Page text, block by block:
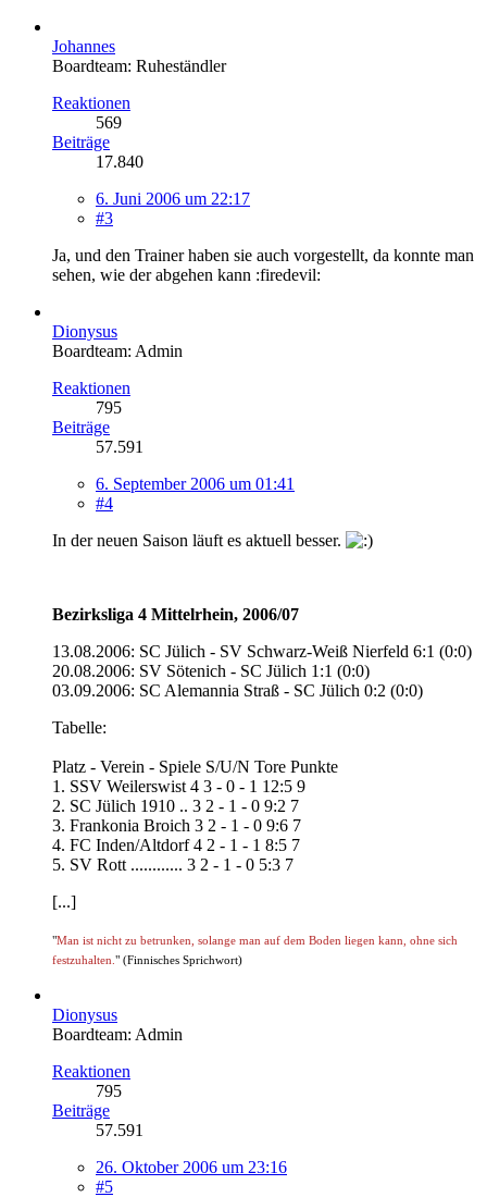
Johannes
Boardteam: Ruheständler
Reaktionen
569
Beiträge
17.840
6. Juni 2006 um 22:17
#3
Ja, und den Trainer haben sie auch vorgestellt, da konnte man
sehen, wie der abgehen kann :firedevil:
Dionysus
Boardteam: Admin
Reaktionen
795
Beiträge
57.591
6. September 2006 um 01:41
#4
In der neuen Saison läuft es aktuell besser.
Bezirksliga 4 Mittelrhein, 2006/07
13.08.2006: SC Jülich - SV Schwarz-Weiß Nierfeld 6:1 (0:0)
20.08.2006: SV Sötenich - SC Jülich 1:1 (0:0)
03.09.2006: SC Alemannia Straß - SC Jülich 0:2 (0:0)
Tabelle:
Platz - Verein - Spiele S/U/N Tore Punkte
1. SSV Weilerswist 4 3 - 0 - 1 12:5 9
2. SC Jülich 1910 .. 3 2 - 1 - 0 9:2 7
3. Frankonia Broich 3 2 - 1 - 0 9:6 7
4. FC Inden/Altdorf 4 2 - 1 - 1 8:5 7
5. SV Rott ............ 3 2 - 1 - 0 5:3 7
[...]
"Man ist nicht zu betrunken, solange man auf dem Boden liegen kann, ohne sich
festzuhalten. " (Finnisches Sprichwort)
Dionysus
Boardteam: Admin
Reaktionen
795
Beiträge
57.591
26. Oktober 2006 um 23:16
#5